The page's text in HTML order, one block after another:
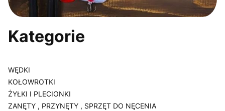
Kategorie
WĘDKI
KOŁOWROTKI
ŻYŁKI I PLECIONKI
ZANĘTY , PRZYNĘTY , SPRZĘT DO NĘCENIA